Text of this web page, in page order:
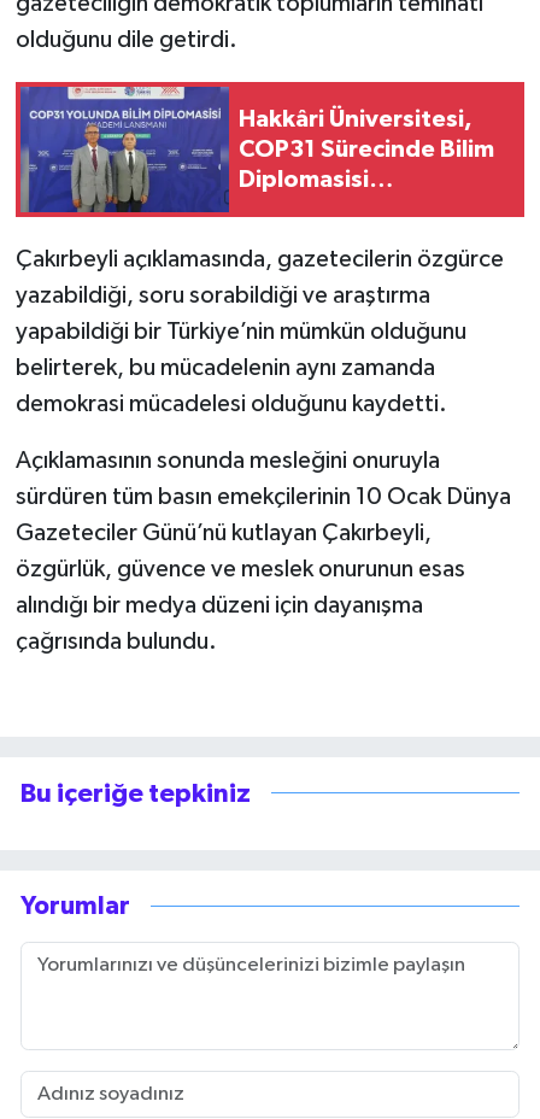
olduğunu dile getirdi.
Hakkâri Üniversitesi,
COP31 Sürecinde Bilim
Diplomasisi
Çakırbeyli açıklamasında, gazetecilerin özgürce
yazabildiği, soru sorabildiği ve araştırma
yapabildiği bir Türkiye’nin mümkün olduğunu
belirterek, bu mücadelenin aynı zamanda
demokrasi mücadelesi olduğunu kaydetti.
Açıklamasının sonunda mesleğini onuruyla
sürdüren tüm basın emekçilerinin 10 Ocak Dünya
Gazeteciler Günü’nü kutlayan Çakırbeyli,
özgürlük, güvence ve meslek onurunun esas
alındığı bir medya düzeni için dayanışma
çağrısında bulundu.
Bu içeriğe tepkiniz
Yorumlar